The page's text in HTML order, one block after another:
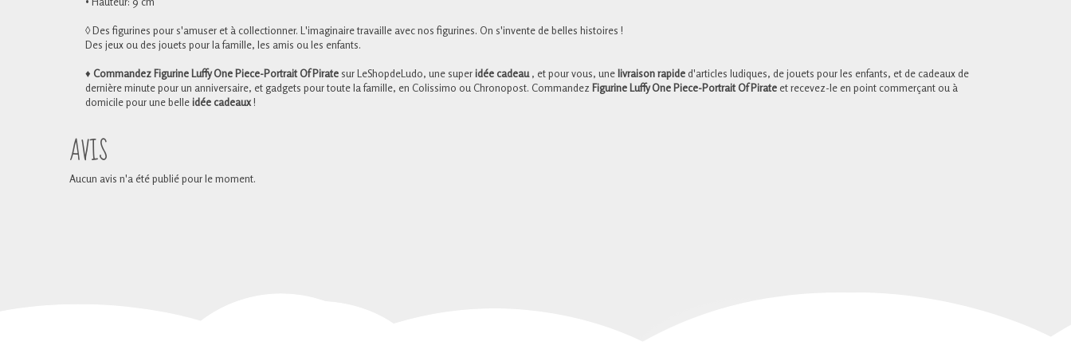
◊ Des figurines pour s'amuser et à collectionner. L'imaginaire travaille avec nos figurines. On s'invente de belles histoires !
Des jeux ou des jouets pour la famille, les amis ou les enfants.
♦ Commandez Figurine Luffy One Piece-Portrait Of Pirate sur LeShopdeLudo, une superidée cadeau, et pour vous, une livraison rapide d'articles ludiques, de jouets pour les enfants, et de cadeaux de
dernière minute pour un anniversaire, et gadgets pour toute la famille, en Colissimo ou Chronopost. Commandez Figurine Luffy One Piece-Portrait Of Pirate et recevez-le en point commerçant ou à
domicile pour une belleidée cadeaux!
AVIS
Aucun avis n'a été publié pour le moment.